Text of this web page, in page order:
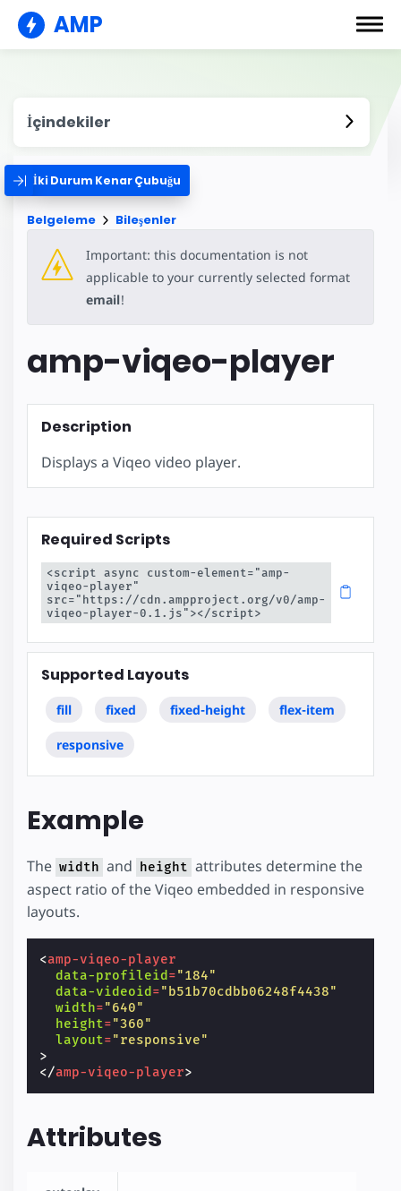
AMP
İçindekiler
İki Durum Kenar Çubuğu
Belgeleme Bileşenler
Important: this documentation is not
applicable to your currently selected format
email!
amp-viqeo-player
Description
Displays a Viqeo video player.
Required Scripts
<script async custom-element="amp-
viqeo-player"
src="https://cdn.ampproject.org/v0/amp-
viqeo-player-0.1.js"></script>
Supported Layouts
fill fixed fixed-height flex-item
responsive
Example
The width and height attributes determine the
aspect ratio of the Viqeo embedded in responsive
layouts.
<amp-viqeo-player
data-profileid ="184"
data-videoid ="b51b70cdbb06248f4438"
width="640"
height="360"
layout="responsive"
>
</amp-viqeo-player>
Attributes